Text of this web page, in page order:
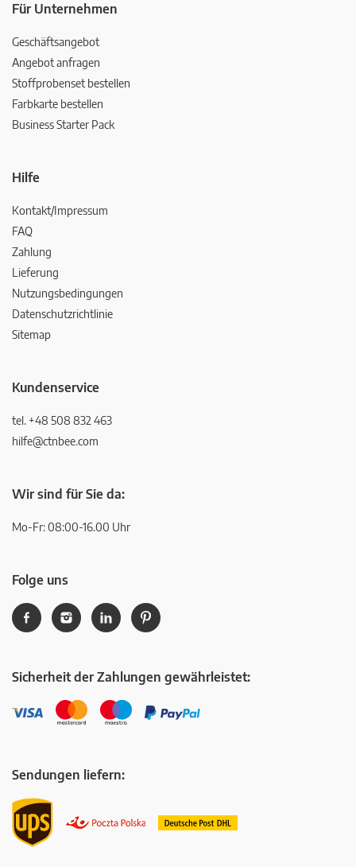
Für Unternehmen
Geschäftsangebot
Angebot anfragen
Stoffprobenset bestellen
Farbkarte bestellen
Business Starter Pack
Hilfe
Kontakt/Impressum
FAQ
Zahlung
Lieferung
Nutzungsbedingungen
Datenschutzrichtlinie
Sitemap
Kundenservice
tel. +48 508 832 463
hilfe@ctnbee.com
Wir sind für Sie da:
Mo-Fr: 08:00-16.00 Uhr
Folge uns
Sicherheit der Zahlungen gewährleistet:
Sendungen liefern: